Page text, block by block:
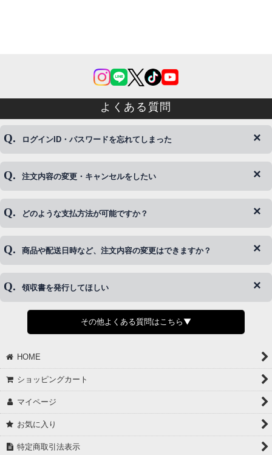
よくある質問
ログインID・パスワードを忘れてしまった
◆下記ページより、ログインIDの変更が可能です。
注文内容の変更・キャンセルをしたい
◆即日発送を行なっている関係上、午後以降のご連絡やキャンセル
※発送後、発送準備が完了しお手続きが間に合わない場合は変更、
どのような支払方法が可能ですか？
◆代金引換・クレジットカード・携帯キャリア決済・おねだり決
商品や配送日時など、注文内容の変更はできますか？
◆商品発送前の変更は承っております。
さい。
領収書を発行してほしい
◆領収書はご希望頂いた場合のみ発行しております。
【これからご注文する場合】
願いします。
②宛名（空欄は上様は不可）
③但し書き（空欄やお品代は不可）
【すでにご注文が完了している場合】
①お電話・メール・LINEにて領収書希望の連絡をお願い致します
その他よくある質問はこちら▼
HOME
ショッピングカート
マイページ
お気に入り
特定商取引法表示